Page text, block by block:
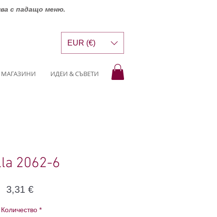
с падащо меню.
МАГАЗИНИ ИДЕИ & СЪВЕТИ
EUR (€)
2062-6
3,31 €Цена
Количество *